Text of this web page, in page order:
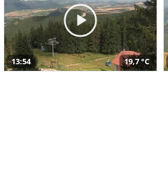
13:54 19,7 °C